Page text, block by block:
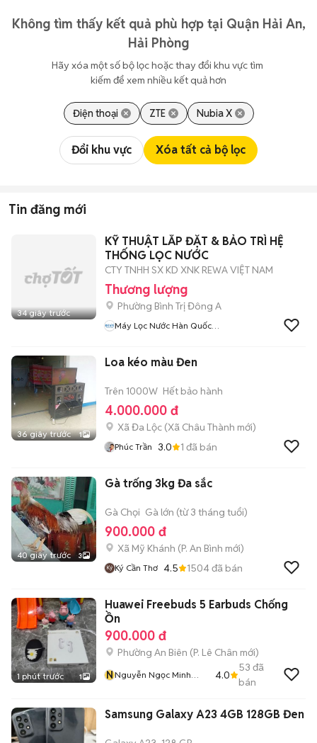
Không tìm thấy kết quả phù hợp tại Quận Hải An,
Hải Phòng
Hãy xóa một số bộ lọc hoặc thay đổi khu vực tìm
kiếm để xem nhiều kết quả hơn
Điện thoại ZTE Nubia X
Đổi khu vực Xóa tất cả bộ lọc
Tin đăng mới
34 giây trước
KỸ THUẬT LẮP ĐẶT & BẢO TRÌ HỆ
THỐNG LỌC NƯỚC
CTY TNHH SX KD XNK REWA VIỆT NAM
Thương lượng
Phường Bình Trị Đông A
Máy Lọc Nước Hàn Quốc
36 giây trước 1
Loa kéo màu Đen
Trên 1000W Hết bảo hành
4.000.000 đ
Xã Đa Lộc (Xã Châu Thành mới)
Phúc Trần 3.0 1 đã bán
40 giây trước 3
Gà trống 3kg Đa sắc
Gà Chọi Gà lớn (từ 3 tháng tuổi)
900.000 đ
Xã Mỹ Khánh (P. An Bình mới)
Ký Cần Thơ 4.5 1504đã bán
1 phút trước 1
Huawei Freebuds 5 Earbuds Chống
Ồn
900.000 đ
Phường An Biên (P. Lê Chân mới)
NNguyễn Ngọc Minh
4.0
53 đã
bán
Samsung Galaxy A23 4GB 128GB Đen